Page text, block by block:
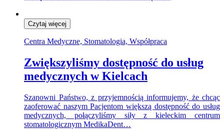
Czytaj więcej
Centra Medyczne, Stomatologia, Współpraca
Zwiększyliśmy dostępność do usług
medycznych w Kielcach
Szanowni Państwo, z przyjemnością informujemy, że chcąc
zaoferować naszym Pacjentom większą dostępność do usług
medycznych, połączyliśmy siły z kieleckim centrum
stomatologicznym MedikaDent…